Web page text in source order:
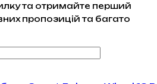
та отримайте перший
пропозицій та багато